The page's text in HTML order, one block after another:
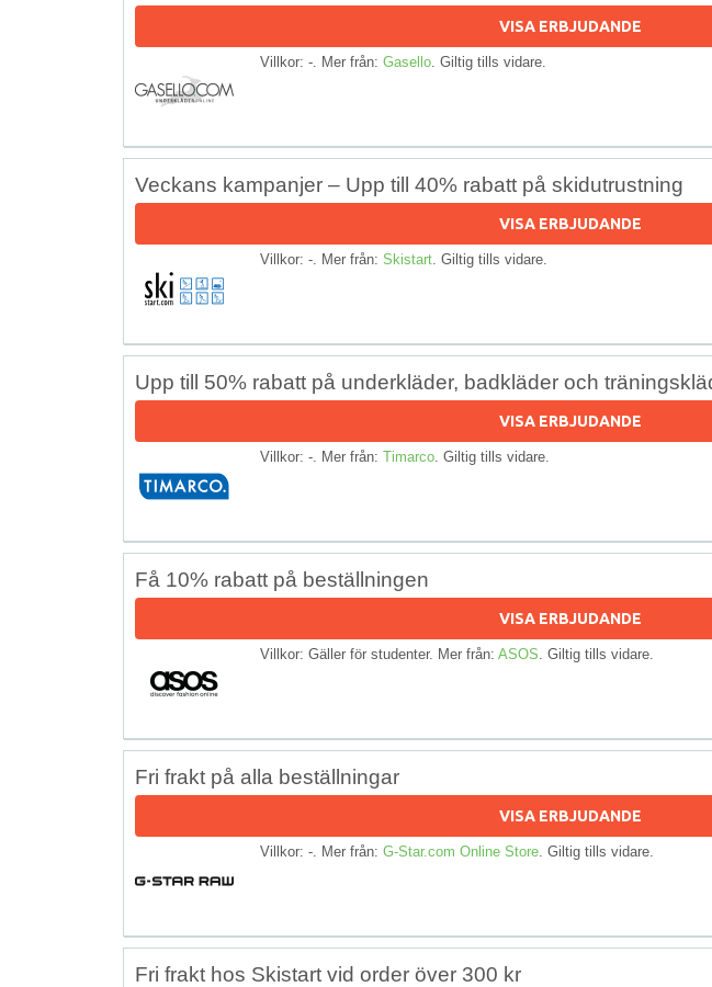
VISA ERBJUDANDE
Villkor: -. Mer från: Gasello . Giltig tills vidare.
Veckans kampanjer – Upp till 40% rabatt på skidutrustning
VISA ERBJUDANDE
Villkor: -. Mer från: Skistart . Giltig tills vidare.
Upp till 50% rabatt på underkläder, badkläder och
VISA ERBJUDANDE
Villkor: -. Mer från: Timarco . Giltig tills vidare.
Få 10% rabatt på beställningen
VISA ERBJUDANDE
Villkor: Gäller för studenter. Mer från: ASOS . Giltig tills vidare.
Fri frakt på alla beställningar
VISA ERBJUDANDE
Villkor: -. Mer från: G-Star.com Online Store . Giltig tills vidare.
Fri frakt hos Skistart vid order över 300 kr